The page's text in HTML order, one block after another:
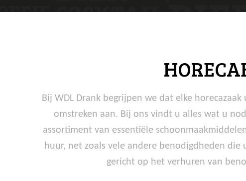
Bij WDL Drank begrijpen we dat elke
omstreken aan. Bij ons vindt u alles wat u
assortiment van essentiële
huur, net zoals vele andere benodigdheden
gericht op het verhuren van